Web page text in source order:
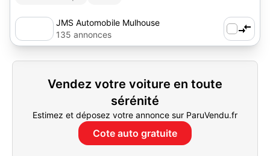
JMS Automobile Mulhouse
135 annonces
Vendez votre voiture en toute
sérénité
Estimez et déposez votre annonce sur ParuVendu.fr
Cote auto gratuite